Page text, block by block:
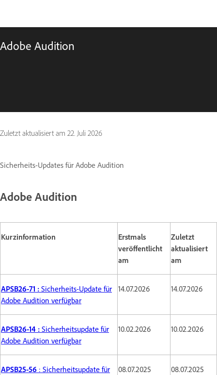
Adobe Audition
Zuletzt aktualisiert am 22. Juli 2026
Sicherheits-Updates für Adobe Audition
Adobe Audition
Kurzinformation
Erstmals
veröffentlicht
am
Zuletzt
aktualisiert
am
APSB26-71 : Sicherheits-Update für
Adobe Audition verfügbar
14.07.2026 14.07.2026
APSB26-14 : Sicherheitsupdate für
Adobe Audition verfügbar
10.02.2026 10.02.2026
APSB25-56 : Sicherheitsupdate für
08.07.2025 08.07.2025